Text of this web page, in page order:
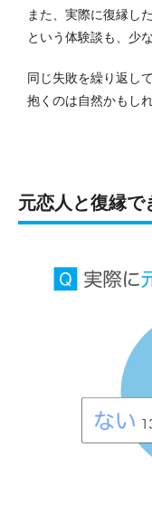
また、実際に復縁し
という体験談も、少
同じ失敗を繰り返し
抱くのは自然かもしれ
元恋人と復縁で